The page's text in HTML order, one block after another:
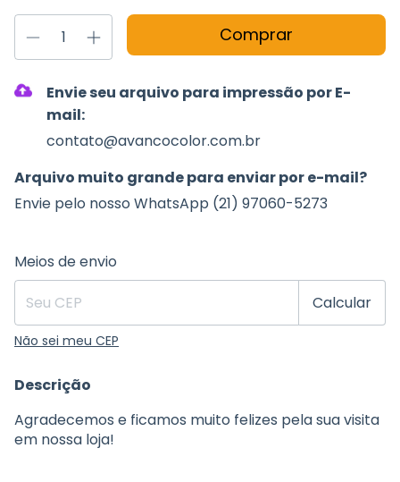
Envie seu arquivo para impressão por E-
mail:
contato@avancocolor.com.br
Arquivo muito grande para enviar por e-mail?
Envie pelo nosso WhatsApp (21) 97060-5273
Entregas para o CEP:
Meios de envio
Calcular
Não sei meu CEP
Descrição
Agradecemos e ficamos muito felizes pela sua visita
em nossa loja!